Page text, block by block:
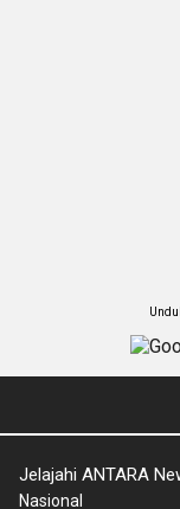
Jelajahi ANTARA
Nasional